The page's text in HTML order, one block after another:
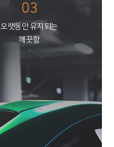
03
오랫동안 유지되는
깨끗함